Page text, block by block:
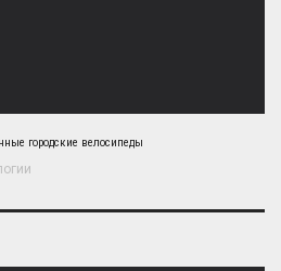
городские велосипеды